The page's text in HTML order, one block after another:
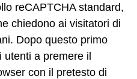
reCAPTCHA standard,
chiedono ai visitatori di
Dopo questo primo
utenti a premere il
con il pretesto di